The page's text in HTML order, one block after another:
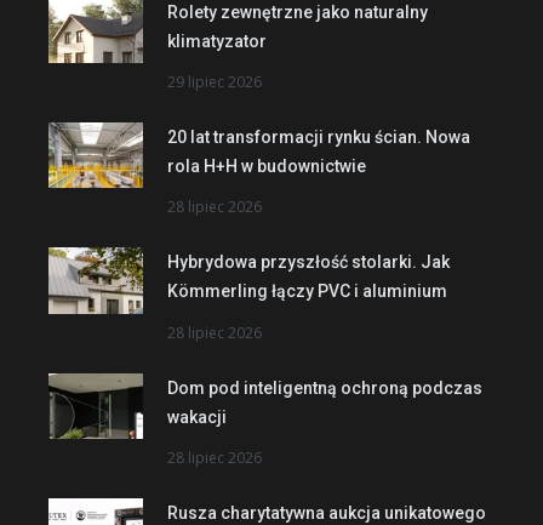
Rolety zewnętrzne jako naturalny
klimatyzator
29 lipiec 2026
20 lat transformacji rynku ścian. Nowa
rola H+H w budownictwie
28 lipiec 2026
Hybrydowa przyszłość stolarki. Jak
Kömmerling łączy PVC i aluminium
28 lipiec 2026
Dom pod inteligentną ochroną podczas
wakacji
28 lipiec 2026
Rusza charytatywna aukcja unikatowego